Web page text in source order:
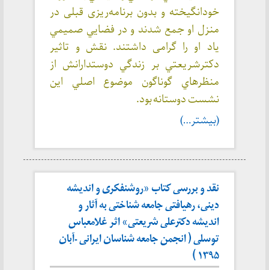
خودانگیخته و بدون برنامه‌ریزی قبلی در
منزل او جمع شدند و در فضايي صميمي
یاد او را گرامی داشتند. نقش و تاثير
دکترشريعتي بر زندگي دوستدارانش از
منظرهاي گوناگون موضوع اصلي اين
نشست دوستانه بود.
(بیشتر…)
نقد و بررسی کتاب «روشنفکری و اندیشه
دینی، رهیافتی جامعه شناختی به آثار و
اندیشه دکترعلی شریعتی» اثر غلامعباس
توسلی ( انجمن جامعه شناسان ایرانی -آبان
۱۳۹۵ )